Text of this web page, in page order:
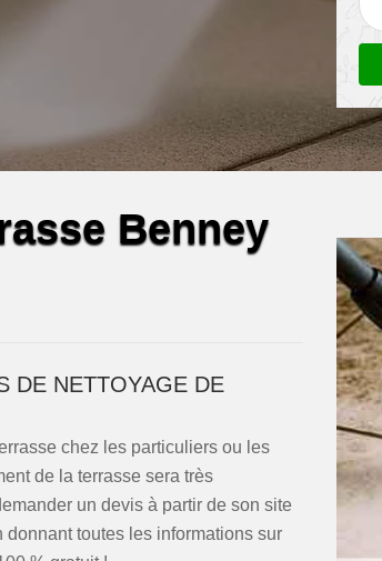
Benney
DE NETTOYAGE DE
chez les particuliers ou les
de la terrasse sera très
un devis à partir de son site
toutes les informations sur